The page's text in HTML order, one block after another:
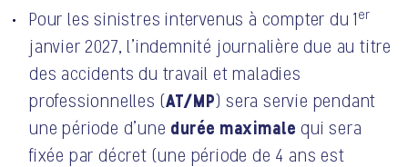
Pour les sinistres intervenus à compter du 1er
janvier 2027, l’indemnité journalière due au titre
des accidents du travail et maladies
professionnelles (AT/MP) sera servie pendant
une période d’une durée maximale qui sera
fixée par décret (une période de 4 ans est